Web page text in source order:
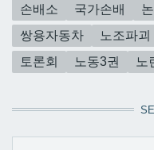
손배소
국가손배
쌍용자동차
노조파괴
토론회
노동3권 노